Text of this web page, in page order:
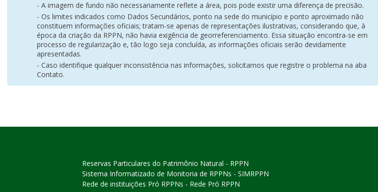
- A imagem de fundo não necessariamente reflete a área, pois pode existir uma diferença de precisão.
- Os limites indicados como Dados Secundários, ponto na sede do município e ponto aproximado não
constituem informações oficiais; tratam-se apenas de representações ilustrativas, considerando que, à
época da criação da RPPN, não havia exigência de georreferenciamento. Essa situação encontra-se em
processo de regularização e, tão logo seja concluída, as informações oficiais serão devidamente
apresentadas.
- Caso identifique qualquer inconsistência nas informações, solicitamos que registre o problema na aba
Contato.
Reservas Particulares do Patrimônio Natural - RPPN
Sistema Informatizado de Monitoria de RPPNs - SIMRPPN
Rede de instituições Pró RPPNs - Rede Pró RPPN